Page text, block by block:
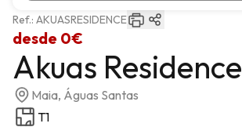
desde 0€
Ref.: AKUASRESIDENCE
Akuas Residence
Maia, Águas Santas
T1